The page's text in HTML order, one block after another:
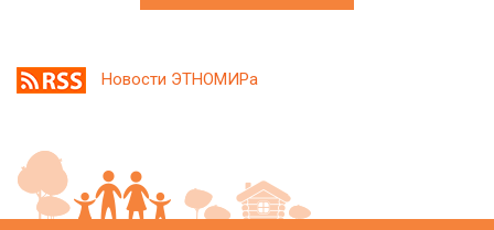
Новости ЭТНОМИРа